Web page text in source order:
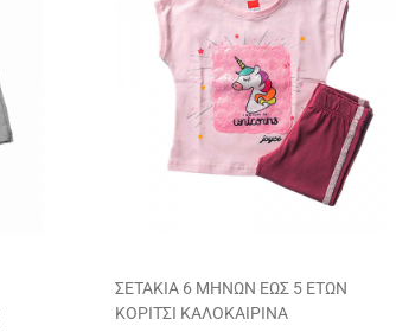
ΣΕΤΑΚΙΑ 6 ΜΗΝΩΝ ΕΩΣ 5 ΕΤΩΝ
ΚΟΡΙΤΣΙ ΚΑΛΟΚΑΙΡΙΝΑ